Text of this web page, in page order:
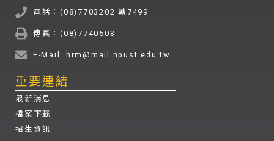
電話：(08)7703202 轉7499
傳真：(08)7740503
E-Mail: hrm@mail.npust.edu.tw
重要連結
最新消息
檔案下載
招生資訊